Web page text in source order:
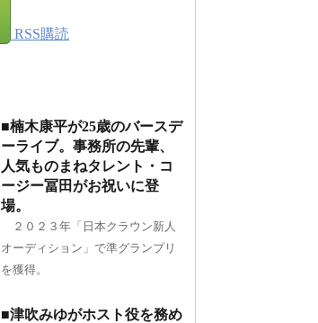
RSS購読
■楠木康平が25歳のバースデ
ーライブ。事務所の先輩、
人気ものまねタレント・コ
ージー冨田がお祝いに登
場。
２０２３年「日本クラウン新人
オーディション」で準グランプリ
を獲得。
■津吹みゆがホスト役を務め